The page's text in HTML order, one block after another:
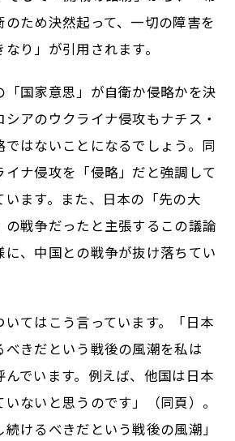
ため決然起って、一切の障害を
り」が引用されます。
国家意思」が自衛か侵略かを決
アのウクライナ侵攻もナチス・
ではないことになるでしょう。同
ナ侵攻を「侵略」だと強調して
います。また、日本の「先の大
戦争だったと主張するこの議論
に、中国との戦争が抜け落ちてい
てはこう言っています。「日本
べきだという戦後の風潮を私は
んでいます。例えば、他国は日本
ないと思うのです」（同頁）。
続けるべきだという戦後の風潮」